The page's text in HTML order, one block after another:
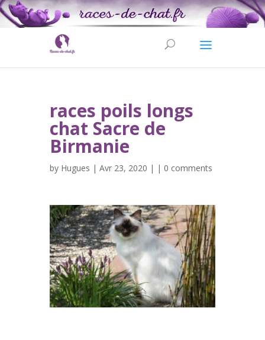
races poils longs
chat Sacre de
Birmanie
by Hugues | Avr 23, 2020 | | 0 comments